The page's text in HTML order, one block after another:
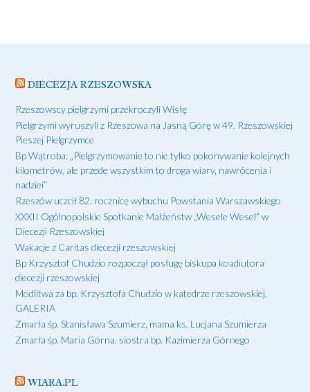
DIECEZJA RZESZOWSKA
Rzeszowscy pielgrzymi przekroczyli Wisłę
Pielgrzymi wyruszyli z Rzeszowa na Jasną Górę w 49. Rzeszowskiej
Pieszej Pielgrzymce
Bp Wątroba: „Pielgrzymowanie to nie tylko pokonywanie kolejnych
kilometrów, ale przede wszystkim to droga wiary, nawrócenia i
nadziei”
Rzeszów uczcił 82. rocznicę wybuchu Powstania Warszawskiego
XXXII Ogólnopolskie Spotkanie Małżeństw „Wesele Wesel” w
Diecezji Rzeszowskiej
Wakacje z Caritas diecezji rzeszowskiej
Bp Krzysztof Chudzio rozpoczął posługę biskupa koadiutora
diecezji rzeszowskiej
Modlitwa za bp. Krzysztofa Chudzio w katedrze rzeszowskiej.
GALERIA
Zmarła śp. Stanisława Szumierz, mama ks. Lucjana Szumierza
Zmarła śp. Maria Górna, siostra bp. Kazimierza Górnego
WIARA.PL